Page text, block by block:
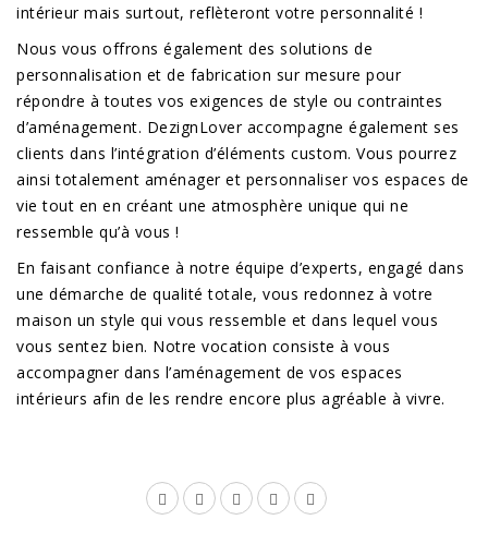
intérieur mais surtout, reflèteront votre personnalité !
Nous vous offrons également des solutions de
personnalisation et de fabrication sur mesure pour
répondre à toutes vos exigences de style ou contraintes
d’aménagement. DezignLover accompagne également ses
clients dans l’intégration d’éléments custom. Vous pourrez
ainsi totalement aménager et personnaliser vos espaces de
vie tout en en créant une atmosphère unique qui ne
ressemble qu’à vous !
En faisant confiance à notre équipe d’experts, engagé dans
une démarche de qualité totale, vous redonnez à votre
maison un style qui vous ressemble et dans lequel vous
vous sentez bien. Notre vocation consiste à vous
accompagner dans l’aménagement de vos espaces
intérieurs afin de les rendre encore plus agréable à vivre.